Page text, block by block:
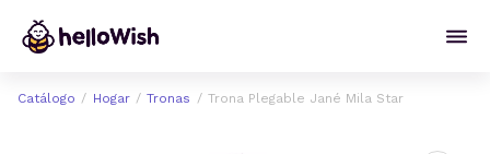
Catálogo Hogar Tronas Trona Plegable Jané Mila Star